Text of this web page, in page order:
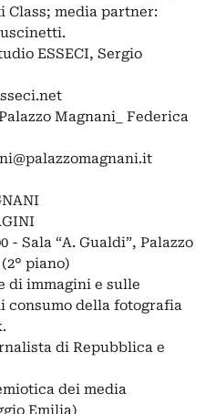
Class; media partner:
ESSECI, Sergio
Magnani_ Federica
- Sala “A. Gualdi”, Palazzo
piano)
di immagini e sulle
consumo della fotografia
di Repubblica e
dei media
Emilia)